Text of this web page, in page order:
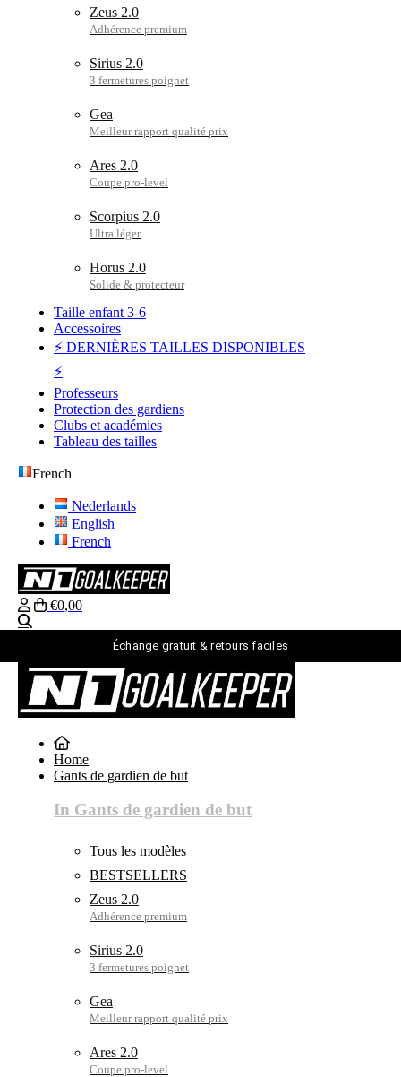
Zeus 2.0
Sirius 2.0
Gea
Ares 2.0
Scorpius 2.0
Horus 2.0
Taille enfant 3-6
Accessoires
⚡ DERNIÈRES TAILLES DISPONIBLES
⚡
Professeurs
Protection des gardiens
Clubs et académies
Tableau des tailles
French
Nederlands
English
French
€0,00
Échange gratuit & retours faciles
French
English
French
connexion
Home
Gants de gardien de but
In Gants de gardien de but
Tous les modèles
BESTSELLERS
Zeus 2.0
Sirius 2.0
Gea
Ares 2.0